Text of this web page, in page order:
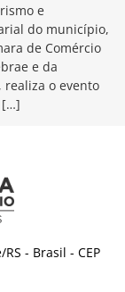
e
do município,
de Comércio
e da
realiza o evento
[…]
- Brasil - CEP